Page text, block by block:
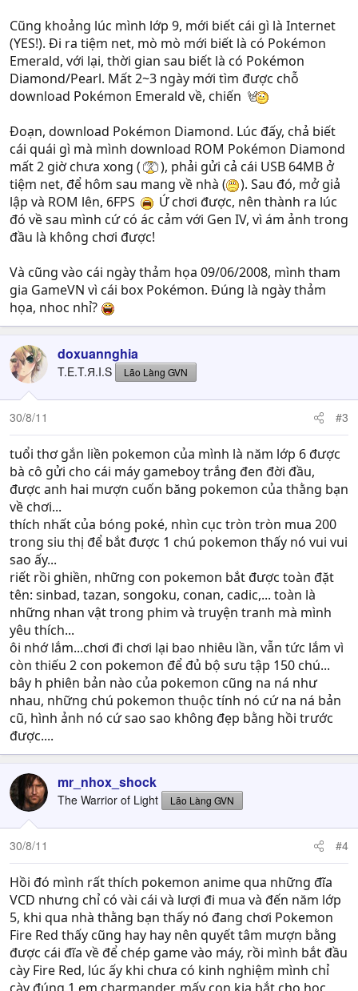
Cũng khoảng lúc mình lớp 9, mới biết cái gì là Internet
(YES!). Đi ra tiệm net, mò mò mới biết là có Pokémon
Emerald, với lại, thời gian sau biết là có Pokémon
Diamond/Pearl. Mất 2~3 ngày mới tìm được chỗ
download Pokémon Emerald về, chiến
Đoạn, download Pokémon Diamond. Lúc đấy, chả biết
cái quái gì mà mình download ROM Pokémon Diamond
mất 2 giờ chưa xong (
), phải gửi cả cái USB 64MB ở
tiệm net, để hôm sau mang về nhà (
). Sau đó, mở giả
lập và ROM lên, 6FPS
Ứ chơi được, nên thành ra lúc
đó về sau mình cứ có ác cảm với Gen IV, vì ám ảnh trong
đầu là không chơi được!
Và cũng vào cái ngày thảm họa 09/06/2008, mình tham
gia GameVN vì cái box Pokémon. Đúng là ngày thảm
họa, nhoc nhỉ?
doxuannghia
T.E.T.Я.I.S Lão Làng GVN
30/8/11 #3
tuổi thơ gắn liền pokemon của mình là năm lớp 6 được
bà cô gửi cho cái máy gameboy trắng đen đời đầu,
được anh hai mượn cuốn băng pokemon của thằng bạn
về chơi...
thích nhất của bóng poké, nhìn cục tròn tròn mua 200
trong siu thị để bắt được 1 chú pokemon thấy nó vui vui
sao ấy...
riết rồi ghiền, những con pokemon bắt được toàn đặt
tên: sinbad, tazan, songoku, conan, cadic,... toàn là
những nhan vật trong phim và truyện tranh mà mình
yêu thích...
ôi nhớ lắm...chơi đi chơi lại bao nhiêu lần, vẫn tức lắm vì
còn thiếu 2 con pokemon để đủ bộ sưu tập 150 chú...
bây h phiên bản nào của pokemon cũng na ná như
nhau, những chú pokemon thuộc tính nó cứ na ná bản
cũ, hình ảnh nó cứ sao sao không đẹp bằng hồi trước
được....
mr_nhox_shock
The Warrior of Light Lão Làng GVN
30/8/11 #4
Hồi đó mình rất thích pokemon anime qua những đĩa
VCD nhưng chỉ có vài cái và lượi đi mua và đến năm lớp
5, khi qua nhà thằng bạn thấy nó đang chơi Pokemon
Fire Red thấy cũng hay hay nên quyết tâm mượn bằng
được cái đĩa về để chép game vào máy, rồi mình bắt đầu
cày Fire Red, lúc ấy khi chưa có kinh nghiệm mình chỉ